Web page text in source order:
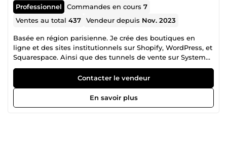
Professionnel Commandes en cours7
Ventes au total437 Vendeur depuis Nov. 2023
Basée en région parisienne. Je crée des boutiques en
ligne et des sites institutionnels sur Shopify, WordPress, et
Squarespace. Ainsi que des tunnels de vente sur Systeme
io et Stan store. Et je vous aide à booster votre visibilité sur
Google dans les résultats de recherche grâce à Google Ads
Search et Shopping. Je créé également vos campagnes de
publicités sur les réseaux sociaux Facebook, Instagram et
Tik tok. N'hésitez pas à parcourir mes différents services
Contacter le vendeur
En savoir plus